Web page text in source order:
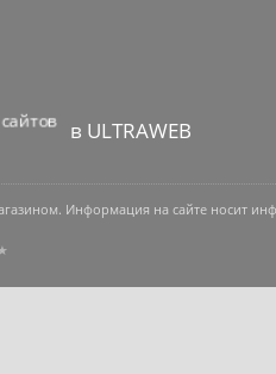
в ULTRAWEB
Информация на сайте носит